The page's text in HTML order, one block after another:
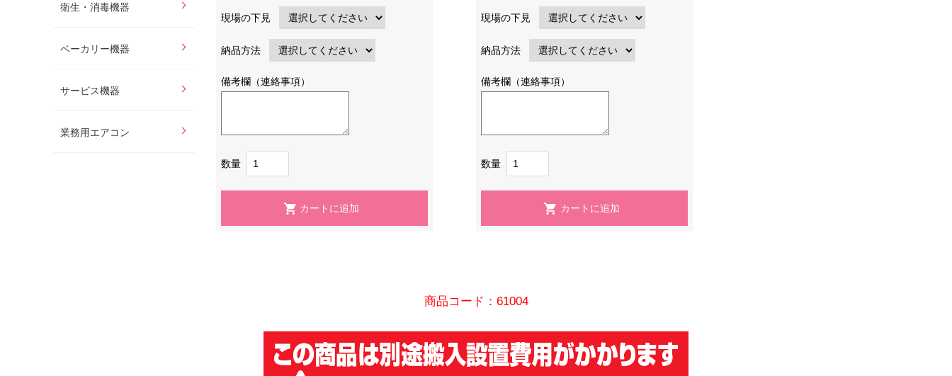
衛生・消毒機器
ベーカリー機器
サービス機器
業務用エアコン
現場の下見
納品方法
備考欄（連絡事項）
数量
現場の下見
納品方法
備考欄（連絡事項）
数量
商品コード：61004